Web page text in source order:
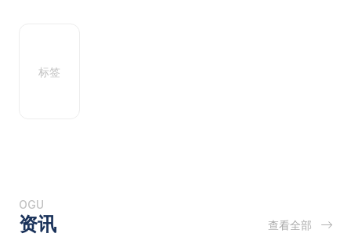
标签
OGU
资讯 查看全部